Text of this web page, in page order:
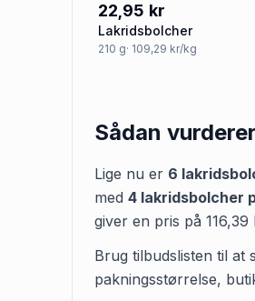
22,95 kr
Lakridsbolcher
210 g· 109,29 kr/kg
Sådan
Lige nu er 6
med 4 lakridsbolcher
giver en pris på 116,39
Brug tilbudslisten til at
pakningsstørrelse,